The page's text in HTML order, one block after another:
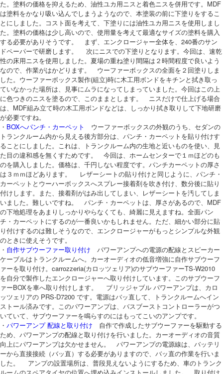
た。塗料の価格を抑えるため、油性ユカ用ニスと着色ニスを併用です。MDF
は塗料をかなり吸い込んでしまうようなので、本塗装の前に下塗りをするこ
とにしました。コスト面を考えて、下塗りには油性ユカ用ニスを使用しまし
た。塗料の価格は少し高いので、使用量を考えて最適なサイズの塗料を購入
する必要がありそうです。 まず、エンクロージャー全体を、240番のサン
ドペーパーで研磨します。 次にニスでの下塗りとなります。今回は、速乾
性の床用ニスを使用しました。夏場の重ね塗り間隔は２時間程度で良いよう
なので、作業がはかどります。 ウーファーボックスの全面を２回塗りしま
した。ウーファーボックス製作(組立)時に木工用ボンドをキチンと拭き取っ
ていなかった場所は、見事にムラになってしまっていました。今回はこの上
に色つきのニスを塗るので、このままとします。 ニスだけで仕上げる場合
は、MDF組み立て時の木工用ボンドなどは、しっかり拭き取りして下地研磨
が必要ですね。
・ BOXへパンチ・カーペット
ウーファーボックスの外観のうち、セダンの
トランクルーム内から見える後方部分は、パンチ・カーペットを貼り付けす
ることにしました。これは、トランクルーム内の生地と近いものを使い、見
た目の違和感を無くすためです。 今回は、ホームセンターで１ｍほどのも
のを購入しました。価格は、千円しない程度です。パンチカーペットの厚さ
は３ｍｍほどあります。 レザーシートの貼り付けと同じように、パンチ・
カーペットとウーハーボックスへスプレー接着剤を吹き付け、数分後に貼り
付けします。また、接着剤がはみ出してしまい、レザーシートを汚してしま
いました。難しいですね。 パンチ・カーペットは、厚さがあるので、MDF
の下地処理をあまりしっかりやらなくても、綺麗に見えますね。全面パン
チ・カーペットにするのが一番良いかもしれません。ただ、細かい部分に貼
り付けするのは難しそうなので、エンクロージャーがもっとシンプルな外観
のときに使えそうです。
・ 自作サブウーファー取り付け パワーアンプへの電源の配線とスピーカー
ケーブルはトランクルームへ。カーオーディオの低音増強に自作サブウーフ
ァーを取り付け。carrozzeria(カロッツェリア)のサブウーファーTS-W2010
を自分で製作したエンクロージャーへ取り付けしています。このサブウーフ
ァーBOXを車へ取り付けします。 ブリッジャブル パワーアンプは、カロ
ッツェリアの PRS-D7200 です。電源はバッ直して、トランクルームへイン
ストール済みです。このパワーアンプは、バスブーストコントローラーがつ
いていて、サブウーファーを鳴らすのにはもってこいのアンプです。
・ パワーアンプ 配線と取り付け 自作で作成したサブウーファーを駆動する
ため、パワーアンプの配線と取り付けを行いました。カーオーディオの音質
向上にパワーアンプは欠かせません。 パワーアンプの電源線は、バッテリ
ーから直接接続（バッ直）する必要がありますので、バッ直の作業を行いま
した。 アンプの設置場所は、普段見えないようにするため、車のトランク